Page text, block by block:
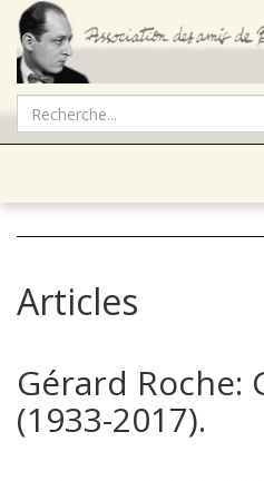
Articles
Gérard Roche:
(1933-2017).